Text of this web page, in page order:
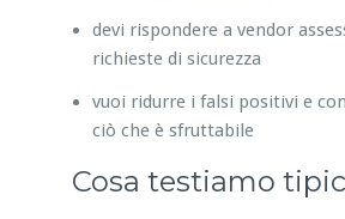
devi rispondere a vendor
richieste di sicurezza
vuoi ridurre i falsi positivi e
ciò che è sfruttabile
Cosa testiamo